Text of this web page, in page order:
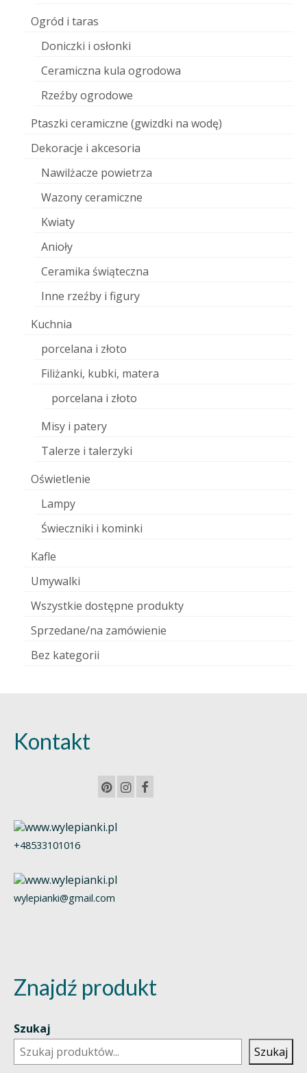
Ogród i taras
Doniczki i osłonki
Ceramiczna kula ogrodowa
Rzeźby ogrodowe
Ptaszki ceramiczne (gwizdki na wodę)
Dekoracje i akcesoria
Nawilżacze powietrza
Wazony ceramiczne
Kwiaty
Anioły
Ceramika świąteczna
Inne rzeźby i figury
Kuchnia
porcelana i złoto
Filiżanki, kubki, matera
porcelana i złoto
Misy i patery
Talerze i talerzyki
Oświetlenie
Lampy
Świeczniki i kominki
Kafle
Umywalki
Wszystkie dostępne produkty
Sprzedane/na zamówienie
Bez kategorii
Kontakt
+48533101016
wylepianki@gmail.com
Znajdź produkt
Szukaj
Szukaj